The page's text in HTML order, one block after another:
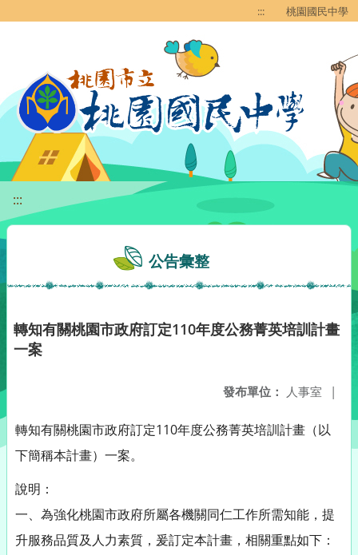
::: 桃園國民中學
:::
公告彙整
轉知有關桃園市政府訂定110年度公務菁英培訓計畫
一案
發布單位： 人事室 |
轉知有關桃園市政府訂定110年度公務菁英培訓計畫（以
下簡稱本計畫）一案。
說明：
一、為強化桃園市政府所屬各機關同仁工作所需知能，提
升服務品質及人力素質，爰訂定本計畫，相關重點如下：